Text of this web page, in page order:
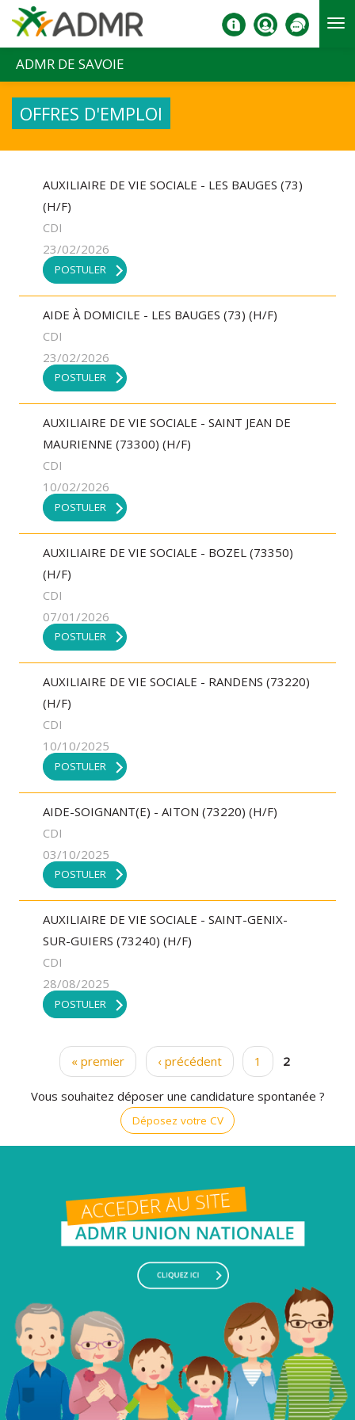
Aller au contenu principal
ADMR DE SAVOIE
OFFRES D'EMPLOI
AUXILIAIRE DE VIE SOCIALE - LES BAUGES (73)
(H/F)
CDI
23/02/2026
POSTULER
AIDE À DOMICILE - LES BAUGES (73) (H/F)
CDI
23/02/2026
POSTULER
AUXILIAIRE DE VIE SOCIALE - SAINT JEAN DE
MAURIENNE (73300) (H/F)
CDI
10/02/2026
POSTULER
AUXILIAIRE DE VIE SOCIALE - BOZEL (73350)
(H/F)
CDI
07/01/2026
POSTULER
AUXILIAIRE DE VIE SOCIALE - RANDENS (73220)
(H/F)
CDI
10/10/2025
POSTULER
AIDE-SOIGNANT(E) - AITON (73220) (H/F)
CDI
03/10/2025
POSTULER
AUXILIAIRE DE VIE SOCIALE - SAINT-GENIX-
SUR-GUIERS (73240) (H/F)
CDI
28/08/2025
POSTULER
« premier ‹ précédent 1 2
Vous souhaitez déposer une candidature spontanée ?
Déposez votre CV